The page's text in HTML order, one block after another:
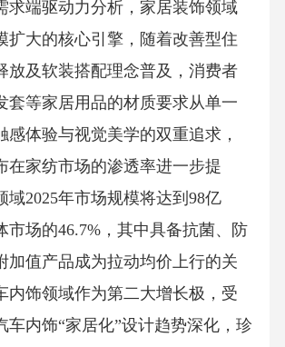
求端驱动力分析，家居装饰领域
扩大的核心引擎，随着改善型住
放及软装搭配理念普及，消费者
套等家居用品的材质要求从单一
感体验与视觉美学的双重追求，
在家纺市场的渗透率进一步提
域2025年市场规模将达到98亿
市场的46.7%，其中具备抗菌、防
加值产品成为拉动均价上行的关
内饰领域作为第二大增长极，受
车内饰“家居化”设计趋势深化，珍